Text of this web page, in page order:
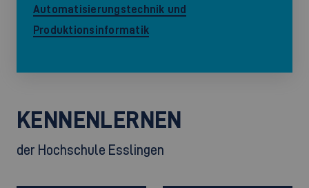
Automatisierungstechnik und
Produktionsinformatik
KENNENLERNEN
der Hochschule Esslingen